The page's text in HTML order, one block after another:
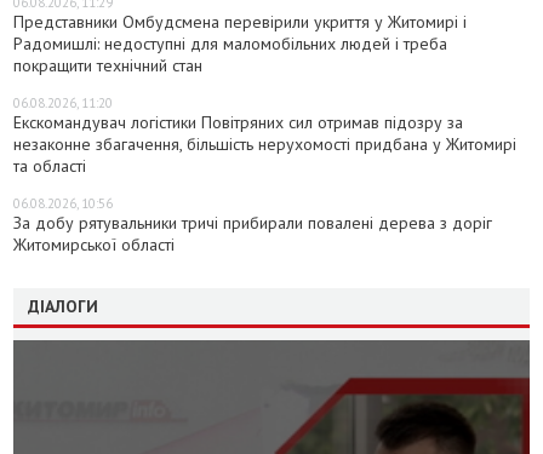
Представники Омбудсмена перевірили укриття у Житомирі і
Радомишлі: недоступні для маломобільних людей і треба
покращити технічний стан
06.08.2026, 11:20
Екскомандувач логістики Повітряних сил отримав підозру за
незаконне збагачення, більшість нерухомості придбана у Житомирі
та області
06.08.2026, 10:56
За добу рятувальники тричі прибирали повалені дерева з доріг
Житомирської області
ДІАЛОГИ